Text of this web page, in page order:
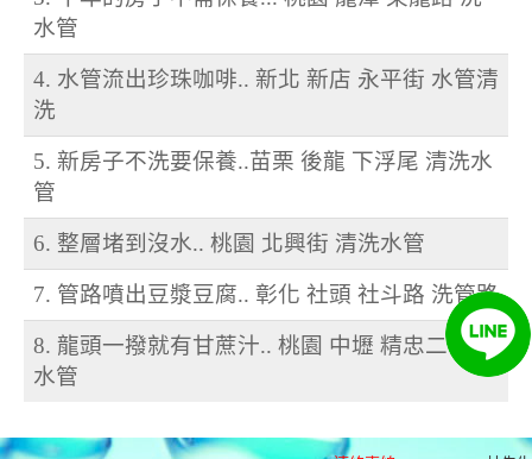
水管
4. 水管流出珍珠咖啡.. 新北 新店 永平街 水管清
洗
5. 新房子不洗要保養..苗栗 後龍 下浮尾 清洗水
管
6. 整層堵到沒水.. 桃園 北興街 清洗水管
7. 管路噴出豆漿豆腐.. 彰化 社頭 社斗路 洗管路
8. 龍頭一撥就有甘蔗汁.. 桃園 中壢 精忠二街 洗
水管